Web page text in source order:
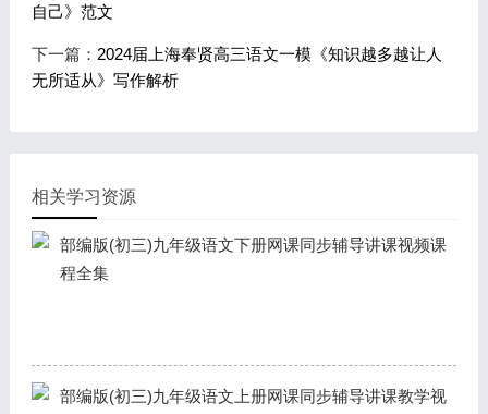
自己》范文
下一篇： 2024届上海奉贤高三语文一模《知识越多越让人
无所适从》写作解析
相关学习资源
部编版(初三)九年级语文下册网课同步辅导讲课视频课
程全集
部编版(初三)九年级语文上册网课同步辅导讲课教学视